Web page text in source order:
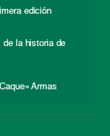
edición
de la historia de
Armas